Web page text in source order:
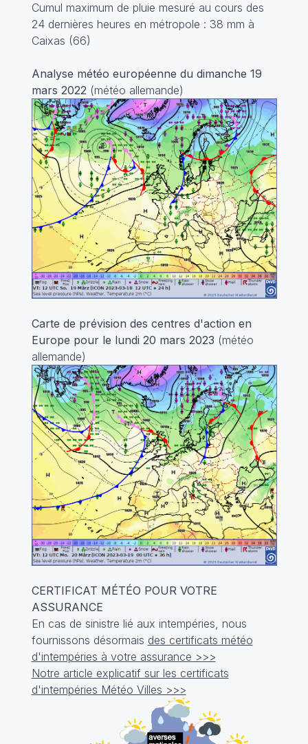
Cumul maximum de pluie mesuré au cours des
24 dernières heures en métropole : 38 mm à
Caixas (66)
Analyse météo européenne du dimanche 19
mars 2022 (météo allemande)
Carte de prévision des centres d'action en
Europe pour le lundi 20 mars 2023 (météo
allemande)
CERTIFICAT MÉTÉO POUR VOTRE
ASSURANCE
En cas de sinistre lié aux intempéries, nous
fournissons désormais des certificats météo
d'intempéries à votre assurance >>>
Notre article explicatif sur les certificats
d'intempéries Météo Villes >>>